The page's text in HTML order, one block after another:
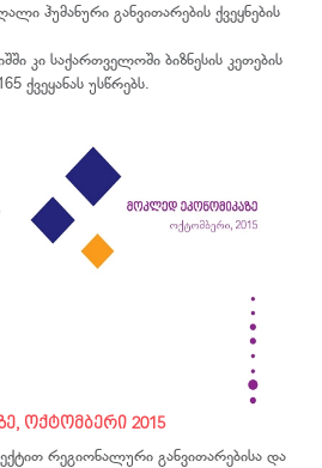
ჰუმანური განვითარების ქვეყნების
კი საქართველოში ბიზნესის კეთების
ქვეყანას უსწრებს.
ოქტომბერი 2015
რეგიონალური განვითარებისა და